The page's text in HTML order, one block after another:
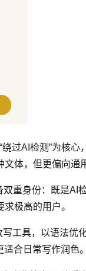
过AI检测”为核心
体，但更偏向通
双重身份：既是AI
极高的用户。
工具，以语法优
合日常写作润色。